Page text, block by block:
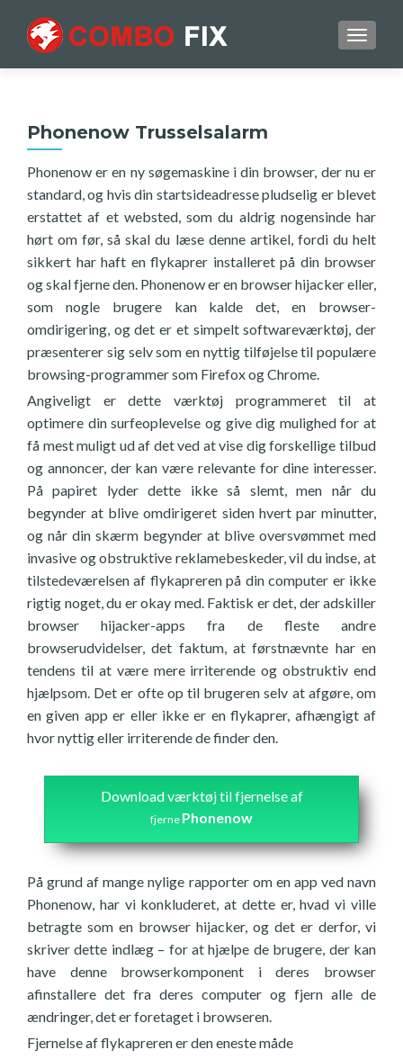
Phonenow Trusselsalarm
Phonenow er en ny søgemaskine i din browser, der nu er
standard, og hvis din startsideadresse pludselig er blevet
erstattet af et websted, som du aldrig nogensinde har
hørt om før, så skal du læse denne artikel, fordi du helt
sikkert har haft en flykaprer installeret på din browser
og skal fjerne den. Phonenow er en browser hijacker eller,
som nogle brugere kan kalde det, en browser-
omdirigering, og det er et simpelt softwareværktøj, der
præsenterer sig selv som en nyttig tilføjelse til populære
browsing-programmer som Firefox og Chrome.
Angiveligt er dette værktøj programmeret til at
optimere din surfeoplevelse og give dig mulighed for at
få mest muligt ud af det ved at vise dig forskellige tilbud
og annoncer, der kan være relevante for dine interesser.
På papiret lyder dette ikke så slemt, men når du
begynder at blive omdirigeret siden hvert par minutter,
og når din skærm begynder at blive oversvømmet med
invasive og obstruktive reklamebeskeder, vil du indse, at
tilstedeværelsen af flykapreren på din computer er ikke
rigtig noget, du er okay med. Faktisk er det, der adskiller
browser hijacker-apps fra de fleste andre
browserudvidelser, det faktum, at førstnævnte har en
tendens til at være mere irriterende og obstruktiv end
hjælpsom. Det er ofte op til brugeren selv at afgøre, om
en given app er eller ikke er en flykaprer, afhængigt af
hvor nyttig eller irriterende de finder den.
Download værktøj til fjernelse af
fjerne Phonenow
På grund af mange nylige rapporter om en app ved navn
Phonenow, har vi konkluderet, at dette er, hvad vi ville
betragte som en browser hijacker, og det er derfor, vi
skriver dette indlæg – for at hjælpe de brugere, der kan
have denne browserkomponent i deres browser
afinstallere det fra deres computer og fjern alle de
ændringer, det er foretaget i browseren.
Fjernelse af flykapreren er den eneste måde